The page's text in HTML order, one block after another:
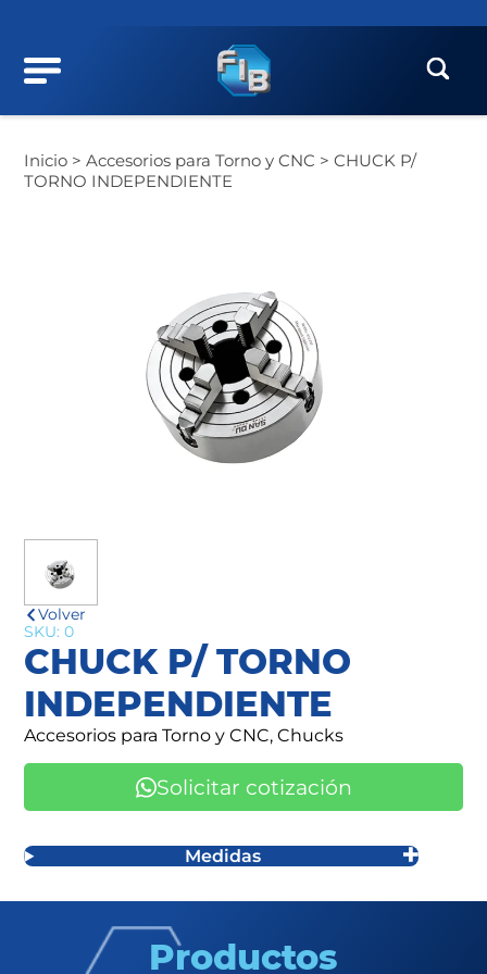
Inicio >Accesorios para Torno y CNC >CHUCK P/
TORNO INDEPENDIENTE
Volver
SKU: 0
CHUCK P/ TORNO
INDEPENDIENTE
Accesorios para Torno y CNC, Chucks
Solicitar cotización
Medidas
Productos